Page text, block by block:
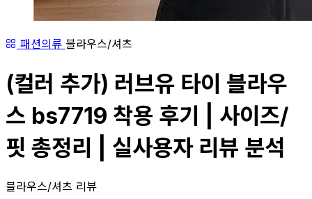
패션의류 블라우스/셔츠
(컬러 추가) 러브유 타이 블라우
스 bs7719 착용 후기 | 사이즈/
핏 총정리 | 실사용자 리뷰 분석
블라우스/셔츠 리뷰